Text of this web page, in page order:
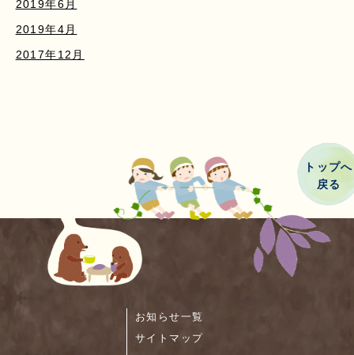
2019年6月
2019年4月
2017年12月
トップへ
戻る
お知らせ一覧
サイトマップ